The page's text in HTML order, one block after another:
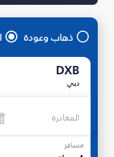
ذهاب وعودة
DXB
دبي
المغادرة
مسافر